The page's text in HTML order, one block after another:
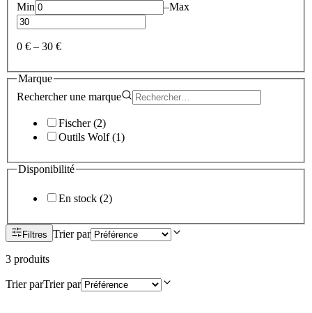
Min –Max
0 € – 30 €
Marque
Rechercher une marque
Fischer(2)
Outils Wolf(1)
Disponibilité
En stock (2)
Filtres Trier par
3 produits
Trier parTrier par